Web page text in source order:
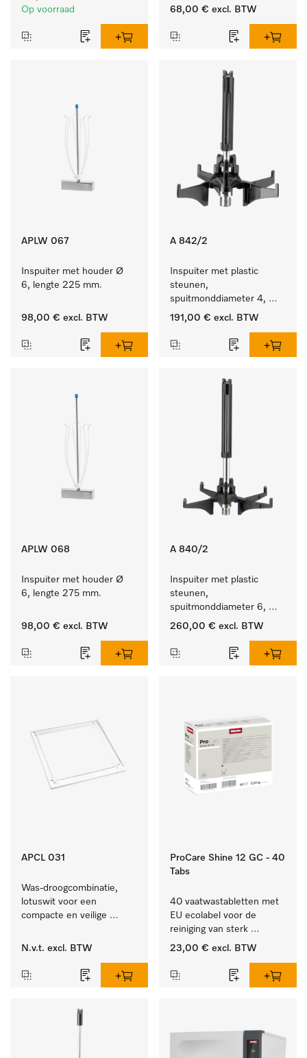
Op voorraad
68,00 € excl. BTW
APLW 067
Inspuiter met houder Ø
6, lengte 225 mm.
98,00 € excl. BTW
A 842/2
Inspuiter met plastic
steunen,
spuitmonddiameter 4,
lengte 90 mm, 10 stuks
191,00 € excl. BTW
APLW 068
Inspuiter met houder Ø
6, lengte 275 mm.
98,00 € excl. BTW
A 840/2
Inspuiter met plastic
steunen,
spuitmonddiameter 6,
lengte 130 mm, 10 stuks.
260,00 € excl. BTW
APCL 031
Was-droogcombinatie,
lotuswit voor een
compacte en veilige
droogzuil.
N.v.t. excl. BTW
ProCare Shine 12 GC - 40
Tabs
40 vaatwastabletten met
EU ecolabel voor de
reiniging van sterk
vervuild serviesgoed,
23,00 € excl. BTW